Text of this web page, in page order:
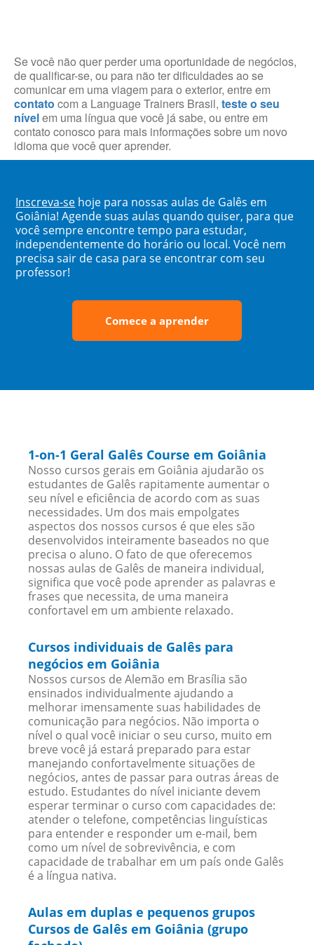
Se você não quer perder uma oportunidade de negócios,
de qualificar-se, ou para não ter dificuldades ao se
comunicar em uma viagem para o exterior, entre em
contato com a Language Trainers Brasil, teste o seu
nívelem uma língua que você já sabe, ou entre em
contato conosco para mais informações sobre um novo
idioma que você quer aprender.
Inscreva-se hoje para nossas aulas de Galês em
Goiânia! Agende suas aulas quando quiser, para que
você sempre encontre tempo para estudar,
independentemente do horário ou local. Você nem
precisa sair de casa para se encontrar com seu
professor!
Comece a aprender
1-on-1 Geral Galês Course em Goiânia
Nosso cursos gerais em Goiânia ajudarão os
estudantes de Galês rapitamente aumentar o
seu nível e eficiência de acordo com as suas
necessidades. Um dos mais empolgates
aspectos dos nossos cursos é que eles são
desenvolvidos inteiramente baseados no que
precisa o aluno. O fato de que oferecemos
nossas aulas de Galês de maneira individual,
significa que você pode aprender as palavras e
frases que necessita, de uma maneira
confortavel em um ambiente relaxado.
Cursos individuais de Galês para
negócios em Goiânia
Nossos cursos de Alemão em Brasília são
ensinados individualmente ajudando a
melhorar imensamente suas habilidades de
comunicação para negócios. Não importa o
nível o qual você iniciar o seu curso, muito em
breve você já estará preparado para estar
manejando confortavelmente situações de
negócios, antes de passar para outras áreas de
estudo. Estudantes do nível iniciante devem
esperar terminar o curso com capacidades de:
atender o telefone, competências linguísticas
para entender e responder um e-mail, bem
como um nível de sobrevivência, e com
capacidade de trabalhar em um país onde Galês
é a língua nativa.
Aulas em duplas e pequenos grupos
Cursos de Galês em Goiânia (grupo